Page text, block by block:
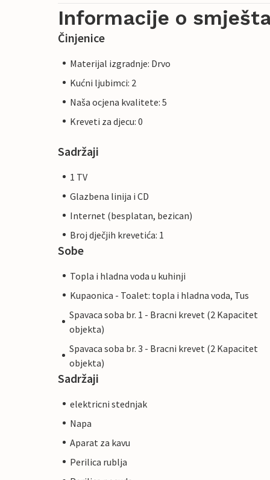
Informacije o
Činjenice
Materijal izgradnje: Drvo
Kućni ljubimci: 2
Naša ocjena kvalitete: 5
Kreveti za djecu: 0
Sadržaji
1 TV
Glazbena linija i CD
Internet (besplatan, bezican)
Broj dječjih krevetića: 1
Sobe
Topla i hladna voda u kuhinji
Kupaonica - Toalet: topla i hladna voda, Tus
Spavaca soba br. 1 - Bracni krevet (2 Kapacitet
objekta)
Spavaca soba br. 3 - Bracni krevet (2 Kapacitet
objekta)
Sadržaji
elektricni stednjak
Napa
Aparat za kavu
Perilica rublja